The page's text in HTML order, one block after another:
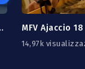
vs Dumortier
14,97k